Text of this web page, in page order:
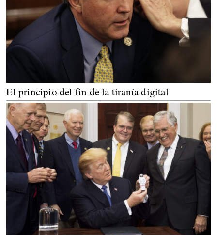
El principio del fin de la tiranía digital